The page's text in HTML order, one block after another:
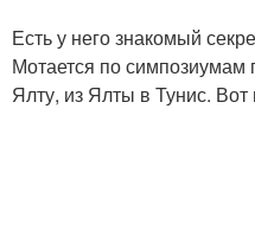
Есть у него знакомый
Мотается по симпозиумам
Ялту, из Ялты в Тунис.